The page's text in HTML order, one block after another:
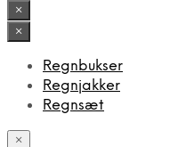
×
×
Regnbukser
Regnjakker
Regnsæt
×